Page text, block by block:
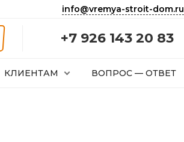
info@vremya-stroit-dom.ru
+7 926 143 20 83
КЛИЕНТАМ ВОПРОС — ОТВЕТ